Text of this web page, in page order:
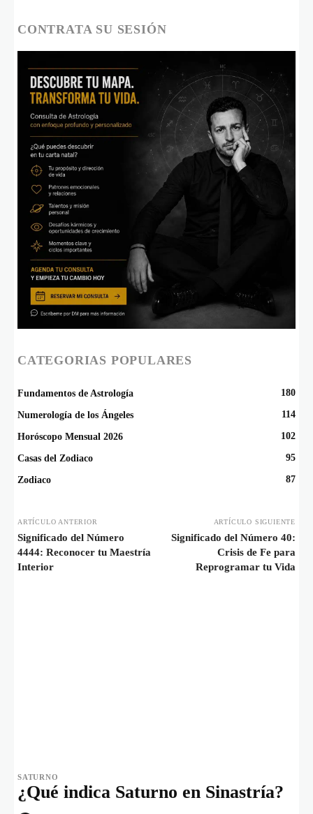
CONTRATA SU SESIÓN
CATEGORIAS POPULARES
Fundamentos de Astrología 180
Numerología de los Ángeles 114
Horóscopo Mensual 2026 102
Casas del Zodiaco 95
Zodiaco 87
ARTÍCULO ANTERIOR
Significado del Número
4444: Reconocer tu Maestría
Interior
ARTÍCULO SIGUIENTE
Significado del Número 40:
Crisis de Fe para
Reprogramar tu Vida
SATURNO
¿Qué indica Saturno en Sinastría?